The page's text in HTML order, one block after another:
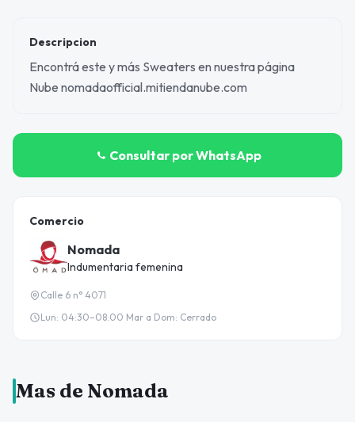
Descripcion
Encontrá este y más Sweaters en nuestra página
Nube nomadaofficial.mitiendanube.com
Consultar por WhatsApp
Comercio
Nomada
Indumentaria femenina
Calle 6 n° 4071
Lun: 04:30–08:00 Mar a Dom: Cerrado
Mas de Nomada